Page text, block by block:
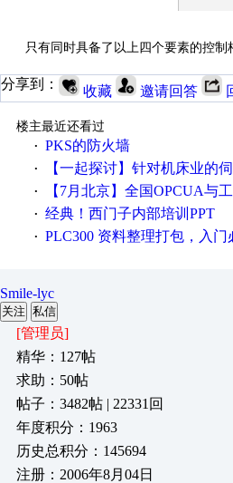
只有同时具备了以上四个要素的控制
分享到： 收藏 邀请回答
楼主最近还看过
· PKS的防火墙
· 【一起探讨】针对机床业的伺服系统发展，您的期望是
· 【7月北京】全国OPCUA与工业互联技术培训班
· 经典！西门子内部培训PPT
· PLC300 资料整理打包，入门
Smile-lyc
关注 私信
[管理员]
精华：127帖
求助：50帖
帖子：3482帖 | 22331回
年度积分：1963
历史总积分：145694
注册：2006年8月04日